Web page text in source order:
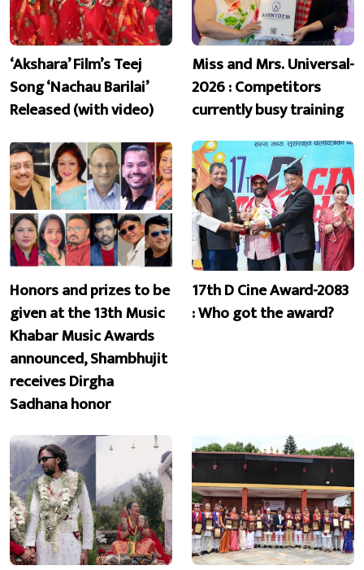
‘Akshara’ Film’s Teej
Song ‘Nachau Barilai’
Released (with video)
Miss and Mrs. Universal-
2026 : Competitors
currently busy training
Honors and prizes to be
given at the 13th Music
Khabar Music Awards
announced, Shambhujit
receives Dirgha
Sadhana honor
17th D Cine Award-2083
: Who got the award?